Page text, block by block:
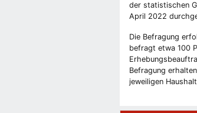
der statistischen
April 2022
Die Befragung
befragt etwa 100
Befragung
jeweiligen